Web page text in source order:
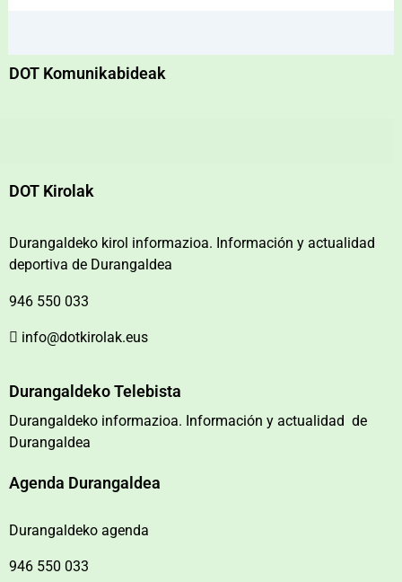
DOT Komunikabideak
DOT Kirolak
Durangaldeko kirol informazioa. Información y actualidad
deportiva de Durangaldea
946 550 033
info@dotkirolak.eus
Durangaldeko Telebista
Durangaldeko informazioa. Información y actualidad de
Durangaldea
Agenda Durangaldea
Durangaldeko agenda
946 550 033